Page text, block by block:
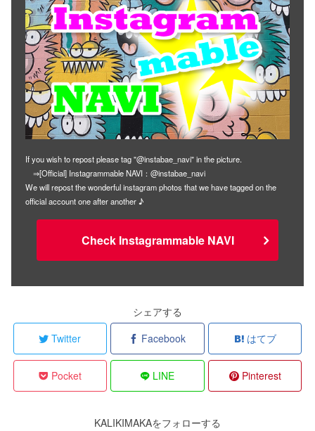
If you wish to repost please tag "@instabae_navi" in the picture.
⇒[Official] Instagrammable NAVI：@instabae_navi
We will repost the wonderful instagram photos that we have tagged on the
official account one after another ♪
Check Instagrammable NAVI
シェアする
Twitter
Facebook はてブ
Pocket LINE Pinterest
KALIKIMAKAをフォローする